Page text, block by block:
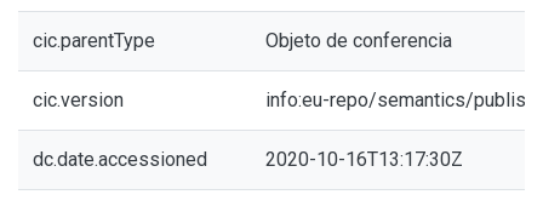
cic.parentType Objeto de conferencia
cic.version info:eu-repo/semantics/
dc.date.accessioned 2020-10-16T13:17:30Z